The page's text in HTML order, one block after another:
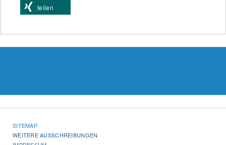
teilen
SITEMAP
WEITERE AUSSCHREIBUNGEN